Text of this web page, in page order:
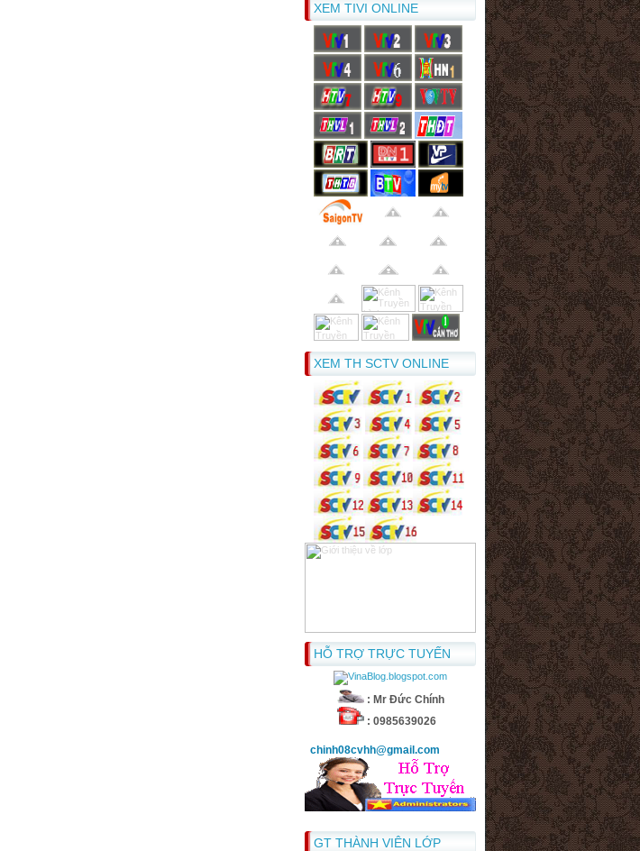
XEM TIVI ONLINE
XEM TH SCTV ONLINE
HỖ TRỢ TRỰC TUYẾN
: Mr Đức Chính
: 0985639026
chinh08cvhh@gmail.com
GT THÀNH VIÊN LỚP